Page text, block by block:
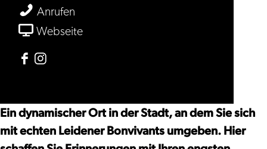
van
der
Stadscafé
van
Anrufen
van
Webseiteab
Werff
Facebook
van
der
Werff
Instagram
van
der
Werff
Ein dynamischer Ort in der Stadt, an dem Sie sich
mit echten Leidener Bonvivants umgeben. Hier